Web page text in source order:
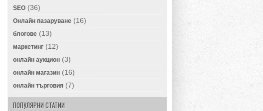
SEO (36)
Онлайн пазаруване (16)
блогове (13)
маркетинг (12)
онлайн аукцион (3)
онлайн магазин (16)
онлайн търговия (7)
ПОПУЛЯРНИ СТАТИИ